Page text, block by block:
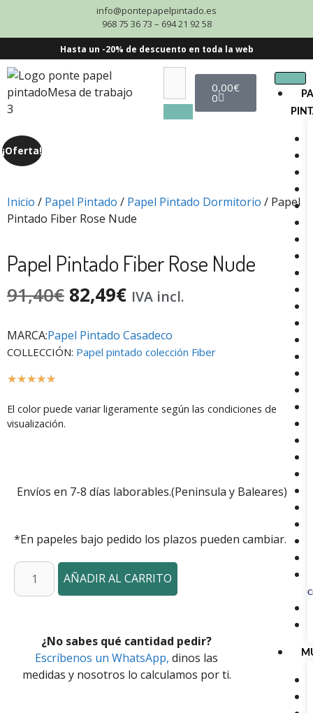
info@pontepapelpintado.es
968 75 36 73 – 694 21 92 58
Hasta un -20% de descuento en toda la web
0,00€
0
¡Oferta!
Inicio / Papel Pintado / Papel Pintado Dormitorio / Papel
Pintado Fiber Rose Nude
Papel Pintado Fiber Rose Nude
91,40€ 82,49€ IVA incl.
MARCA:Papel Pintado Casadeco
COLLECCIÓN: Papel pintado colección Fiber
☆☆☆☆☆
El color puede variar ligeramente según las condiciones de
visualización.
Envíos en 7-8 días laborables.(Peninsula y Baleares)
*En papeles bajo pedido los plazos pueden cambiar.
AÑADIR AL CARRITO
¿No sabes qué cantidad pedir?
Escríbenos un WhatsApp, dinos las
medidas y nosotros lo calculamos por ti.